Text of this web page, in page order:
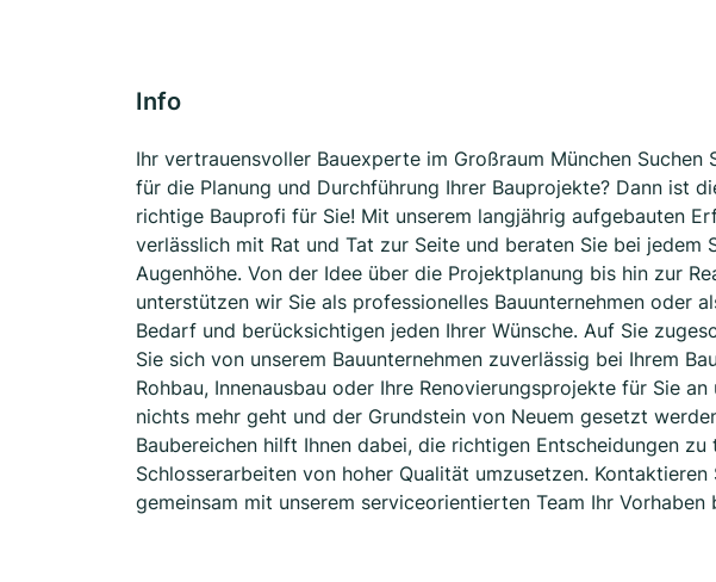
Info
Ihr vertrauensvoller Bauexperte im Großraum München
für die Planung und Durchführung Ihrer Bauprojekte? Dann ist
richtige Bauprofi für Sie! Mit unserem langjährig aufgebauten
verlässlich mit Rat und Tat zur Seite und beraten Sie bei jedem
Augenhöhe. Von der Idee über die Projektplanung bis hin zur
unterstützen wir Sie als professionelles Bauunternehmen oder
Bedarf und berücksichtigen jeden Ihrer Wünsche. Auf Sie
Sie sich von unserem Bauunternehmen zuverlässig bei Ihrem
Rohbau, Innenausbau oder Ihre Renovierungsprojekte für Sie
nichts mehr geht und der Grundstein von Neuem gesetzt
Baubereichen hilft Ihnen dabei, die richtigen Entscheidungen
Schlosserarbeiten von hoher Qualität umzusetzen.
gemeinsam mit unserem serviceorientierten Team Ihr Vorhaben